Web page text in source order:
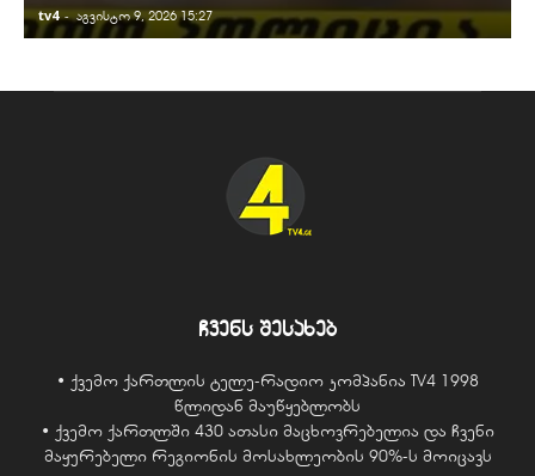
tv4 - აგვისტო 9, 2026 15:27
ჩვენს შესახებ
• ქვემო ქართლის ტელე-რადიო კომპანია TV4 1998
წლიდან მაუწყებლობს
• ქვემო ქართლში 430 ათასი მაცხოვრებელია და ჩვენი
მაყურებელი რეგიონის მოსახლეობის 90%-ს მოიცავს